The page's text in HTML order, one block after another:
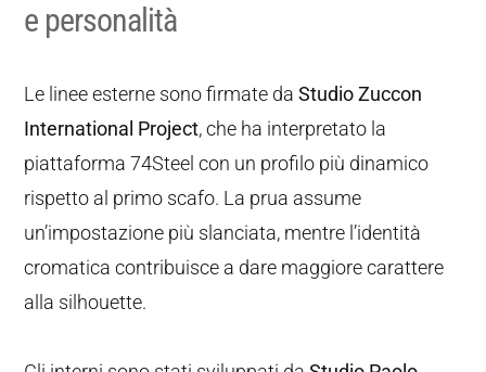
e personalità
Le linee esterne sono firmate daStudio Zuccon
International Project, che ha interpretato la
piattaforma 74Steel con un profilo più dinamico
rispetto al primo scafo. La prua assume
un’impostazione più slanciata, mentre l’identità
cromatica contribuisce a dare maggiore carattere
alla silhouette.